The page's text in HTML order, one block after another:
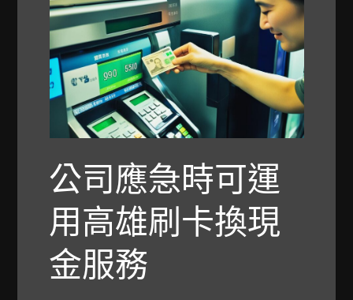
公司應急時可運
用高雄刷卡換現
金服務